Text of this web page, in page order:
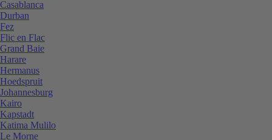
Casablanca
Durban
Fez
Flic en Flac
Grand Baie
Harare
Hermanus
Hoedspruit
Johannesburg
Kairo
Kapstadt
Katima Mulilo
Le Morne